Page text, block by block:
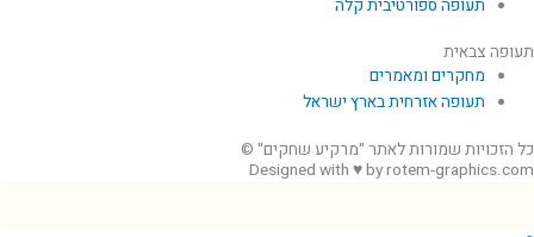
תעופה ספורטיבית קלה
תעופה צבאית
מחקרים ומאמרים
תעופה אזרחית בארץ ישראל
כל הזכויות שמורות לאתר "מרקיע שחקים" ©
Designed with ♥ by rotem-graphics.com